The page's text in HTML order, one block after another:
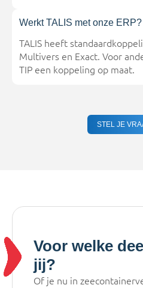
Werkt TALIS met onze ERP?
TALIS heeft
Multivers en Exact. Voor
TIP een koppeling op maat.
STEL JE
Voor welke
jij?
Of je nu in